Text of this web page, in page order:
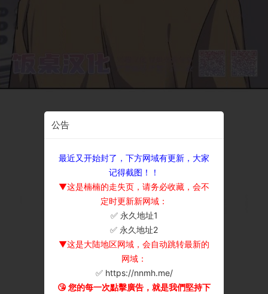
公告
最近又开始封了，下方网域有更新，大家
记得截图！！
▼这是楠楠的走失页，请务必收藏，会不
定时更新新网域：
✅ 永久地址1
✅ 永久地址2
▼这是大陆地区网域，会自动跳转最新的
网域：
✅ https://nnmh.me/
😘 您的每一次點擊廣告，就是我們堅持下